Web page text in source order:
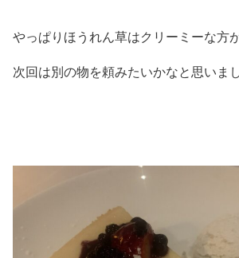
やっぱりほうれん草はクリーミーな方
次回は別の物を頼みたいかなと思いまし